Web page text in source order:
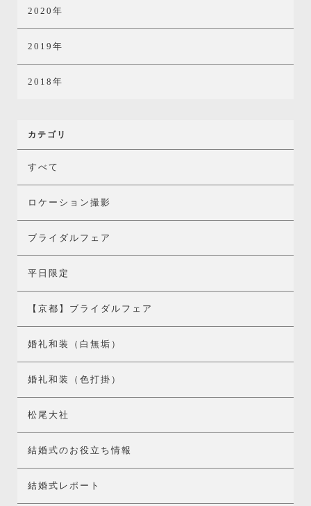
2020年
2019年
2018年
カテゴリ
すべて
ロケーション撮影
ブライダルフェア
平日限定
【京都】ブライダルフェア
婚礼和装（白無垢）
婚礼和装（色打掛）
松尾大社
結婚式のお役立ち情報
結婚式レポート